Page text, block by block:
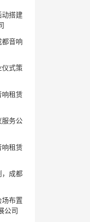
动搭建
都音响
仪式策
响租赁
服务公
响租赁
，成都
场布置
公司